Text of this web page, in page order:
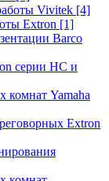
Vivitek [4]
Extron [1]
Barco
серии HC и
комнат Yamaha
Extron